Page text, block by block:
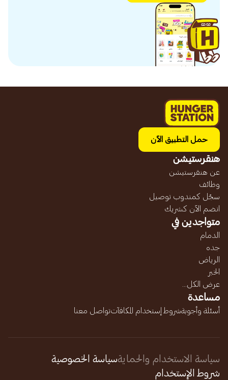
حمل التطبيق الآن
هنقرستيشن
عن هنقرستيشن
وظائف
سجّل كمندوب توصيل
انضم الآن كشريك
متواجدين في
الدمام
جده
الرياض
الخبر
عرض الكل...
مساعدة
أسئلة وأجوبةشروط إستخدام المكافآتتواصل معنا
سياسة الاستخدام والحمايةسياسة الخصوصية
شروط الإستخدام